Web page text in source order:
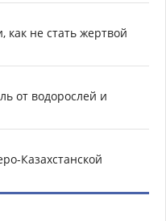
как не стать жертвой
от водорослей и
Казахстанской